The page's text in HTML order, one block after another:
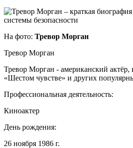
На фото: Тревор Морган
Тревор Морган
Тревор Морган - американский актёр,
«Шестом чувстве» и других
Профессиональная деятельность:
Киноактер
День рождения:
26 ноября 1986 г.